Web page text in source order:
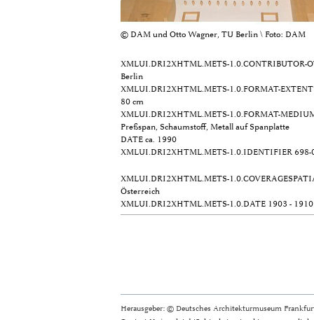
© DAM und Otto Wagner, TU Berlin \ Foto: DAM
XMLUI.DRI2XHTML.METS-1.0.CONTRIBUTOR-
Berlin
XMLUI.DRI2XHTML.METS-1.0.FORMAT-EXTENT
80 cm
XMLUI.DRI2XHTML.METS-1.0.FORMAT-
Preßspan, Schaumstoff, Metall auf Spanplatte
DATE ca. 1990
XMLUI.DRI2XHTML.METS-1.0.IDENTIFIER 698-
XMLUI.DRI2XHTML.METS-
Österreich
XMLUI.DRI2XHTML.METS-1.0.DATE 1903 - 1910
Herausgeber: © Deutsches Architekturmuseum